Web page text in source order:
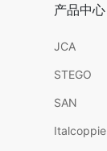
产品中心
JCA
STEGO
SAN
Italcoppie